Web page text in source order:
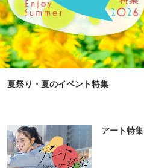
夏祭り・夏のイベント特集
アート特集